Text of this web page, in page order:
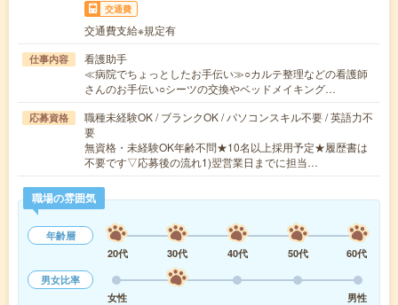
交通費
交通費支給※規定有
仕事内容
看護助手
≪病院でちょっとしたお手伝い≫○カルテ整理などの看護師
さんのお手伝い○シーツの交換やベッドメイキング…
応募資格
職種未経験OK / ブランクOK / パソコンスキル不要 / 英語力不
要
無資格・未経験OK年齢不問★10名以上採用予定★履歴書は
不要です▽応募後の流れ1)翌営業日までに担当…
職場の雰囲気
年齢層
20代
30代 40代 50代
60代
男女比率
女性
男性